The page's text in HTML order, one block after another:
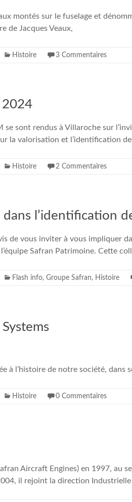
montés sur le fuselage et
de Jacques Veaux,
Histoire 3 Commentaires
2024
se sont rendus à Villaroche sur
la valorisation et l’identification
Histoire 2 Commentaires
l’identification
de vous inviter à vous impliquer
Safran Patrimoine. Cette
Flash info, Groupe Safran, Histoire
à l’histoire de notre société,
Histoire 0 Commentaires
Aircraft Engines) en 1997,
il rejoint la direction